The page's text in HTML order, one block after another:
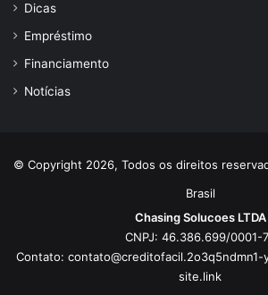
Dicas
Empréstimo
Financiamento
Notícias
© Copyright 2026, Todos os direitos
Brasil
Chasing Solucoes LTDA
CNPJ: 46.386.699/0001-
Contato:
site.link